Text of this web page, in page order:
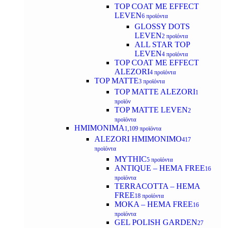
TOP COAT ME EFFECT
LEVEN6 προϊόντα
GLOSSY DOTS
LEVEN2 προϊόντα
ALL STAR TOP
LEVEN4 προϊόντα
TOP COAT ME EFFECT
ALEZORI4 προϊόντα
TOP MATTE3 προϊόντα
TOP MATTE ALEZORI1
προϊόν
TOP MATTE LEVEN2
προϊόντα
ΗΜΙΜΟΝΙΜΑ 1,109 προϊόντα
ALEZORI ΗΜΙΜΟΝΙΜΟ417
προϊόντα
MYTHIC5 προϊόντα
ANTIQUE – HEMA FREE16
προϊόντα
TERRACOTTA – HEMA
FREE18 προϊόντα
MOKA – HEMA FREE16
προϊόντα
GEL POLISH GARDEN27